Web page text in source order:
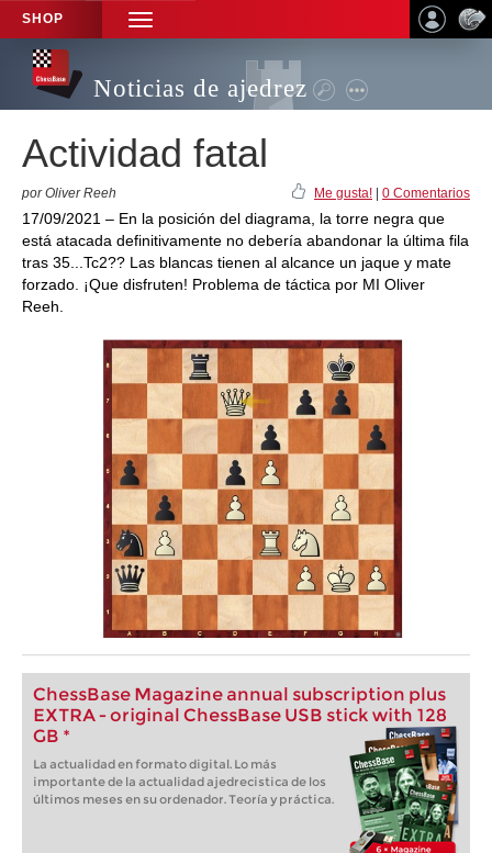
SHOP
TOGGLE
NAVIGATION
Noticias de ajedrez
Actividad fatal
por Oliver Reeh Me gusta! 0 Comentarios
17/09/2021 – En la posición del diagrama, la torre negra que
está atacada definitivamente no debería abandonar la última fila
tras 35...Tc2?? Las blancas tienen al alcance un jaque y mate
forzado. ¡Que disfruten! Problema de táctica por MI Oliver
Reeh.
ChessBase Magazine annual subscription plus
EXTRA - original ChessBase USB stick with 128
GB *
La actualidad en formato digital. Lo más
importante de la actualidad ajedrecistica de los
últimos meses en su ordenador. Teoría y práctica.